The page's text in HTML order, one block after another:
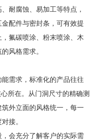
耐腐蚀、易加工等特点，
配件与密封条，可有效提
氟碳喷涂、粉末喷涂、木
风格需求。
需求，标准化的产品往往
所在。从门洞尺寸的精确测
外立面的风格统一，每一
接。
会充分了解客户的实际需